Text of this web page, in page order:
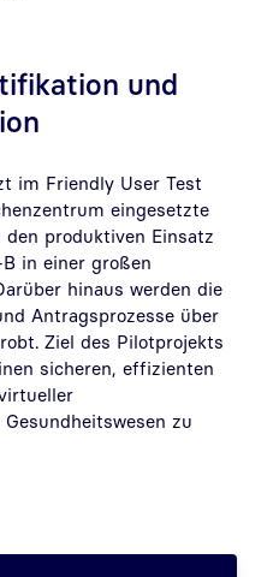
und
im Friendly User Test
eingesetzte
produktiven Einsatz
in einer großen
hinaus werden die
Antragsprozesse über
Ziel des Pilotprojekts
sicheren, effizienten
zu